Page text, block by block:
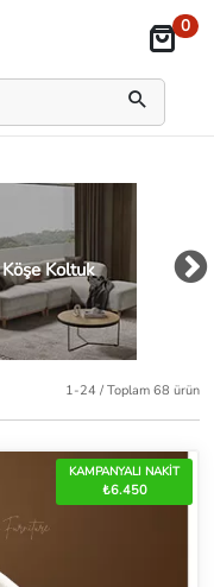
0
Köşe Koltuk
1-24 / Toplam 68 ürün
KAMPANYALI NAKİT
₺6.450